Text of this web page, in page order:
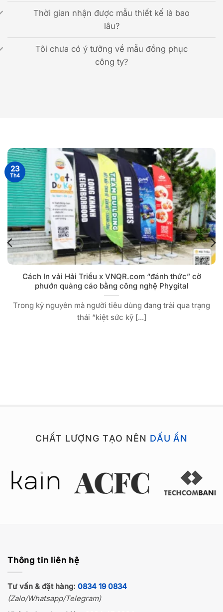
Thời gian nhận được mẫu thiết kế là bao
lâu?
Tôi chưa có ý tưởng về mẫu đồng phục
công ty?
Cách In vải Hải Triều x VNQR.com “đánh thức” cờ
phướn quảng cáo bằng công nghệ Phygital
Trong kỷ nguyên mà người tiêu dùng đang trải qua trạng
thái “kiệt sức kỹ [...]
23
Th4
CHẤT LƯỢNG TẠO NÊN DẤU ẤN
Thông tin liên hệ
Tư vấn & đặt hàng: 0834 19 0834
(Zalo/Whatsapp/Telegram)